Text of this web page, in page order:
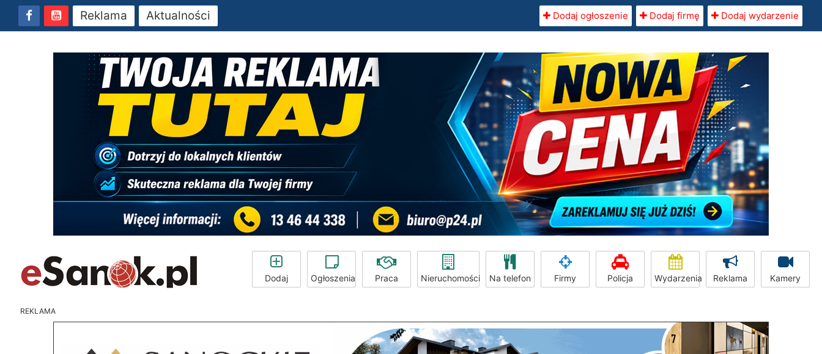
Reklama Aktualności Dodaj ogłoszenie Dodaj firmę Dodaj wydarzenie
Dodaj Ogłoszenia Praca Nieruchomości Na telefon Firmy Policja Wydarzenia Reklama Kamery
REKLAMA